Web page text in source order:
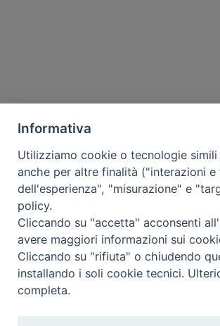
Informativa
Utilizziamo cookie o tecnologie
anche per altre finalità ("interazioni
dell'esperienza", "misurazione" e
policy.
Cliccando su "accetta" acconsenti
avere maggiori informazioni sui
Cliccando su "rifiuta" o chiudendo
installando i soli cookie tecnici.
completa.